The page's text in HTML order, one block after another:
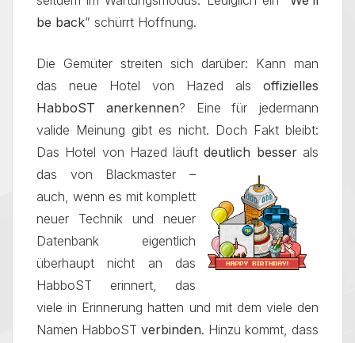
be back” schürrt Hoffnung.
Die Gemüter streiten sich darüber: Kann man
das neue Hotel von Hazed als offizielles
HabboST anerkennen? Eine für jedermann
valide Meinung gibt es nicht. Doch Fakt bleibt:
Das Hotel von Hazed läuftdeutlich besserals
das von Blackmaster –
auch, wenn es mit komplett
neuer Technik und neuer
Datenbank eigentlich
überhaupt nicht an das
HabboST erinnert, das
viele in Erinnerung hatten und mit dem viele den
Namen HabboST verbinden. Hinzu kommt, dass